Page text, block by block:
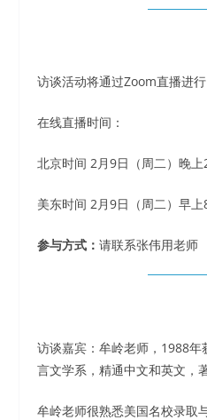
访谈活动将通过Zoom直播进行
在线直播时间：
北京时间 2月9日（周二）晚
美东时间 2月9日（周二）早
参与方式： 请联系张伟用老师
访谈嘉宾：牟岭老师，1988
言文学系，精通中文和英文，
牟岭老师很熟悉美国名校录取